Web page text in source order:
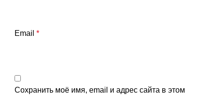
Email *
Сохранить моё имя, email и адрес сайта в этом